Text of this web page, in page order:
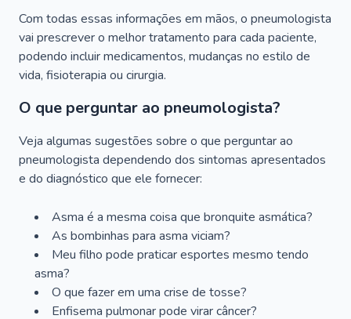
Com todas essas informações em mãos, o pneumologista
vai prescrever o melhor tratamento para cada paciente,
podendo incluir medicamentos, mudanças no estilo de
vida, fisioterapia ou cirurgia.
O que perguntar ao pneumologista?
Veja algumas sugestões sobre o que perguntar ao
pneumologista dependendo dos sintomas apresentados
e do diagnóstico que ele fornecer:
Asma é a mesma coisa que bronquite asmática?
As bombinhas para asma viciam?
Meu filho pode praticar esportes mesmo tendo
asma?
O que fazer em uma crise de tosse?
Enfisema pulmonar pode virar câncer?